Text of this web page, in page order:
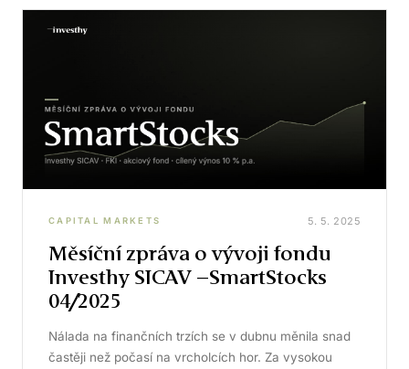
CAPITAL MARKETS 5. 5. 2025
Měsíční zpráva o vývoji fondu
Investhy SICAV –SmartStocks
04/2025
Nálada na finančních trzích se v dubnu měnila snad
častěji než počasí na vrcholcích hor. Za vysokou